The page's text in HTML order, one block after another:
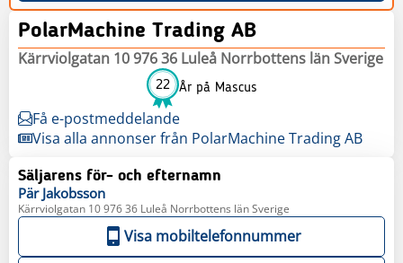
PolarMachine Trading AB
Kärrviolgatan 10 976 36 Luleå Norrbottens län Sverige
22 År på Mascus
Få e-postmeddelande
Visa alla annonser från PolarMachine Trading AB
Säljarens för- och efternamn
Pär Jakobsson
Kärrviolgatan 10 976 36 Luleå Norrbottens län Sverige
Visa mobiltelefonnummer